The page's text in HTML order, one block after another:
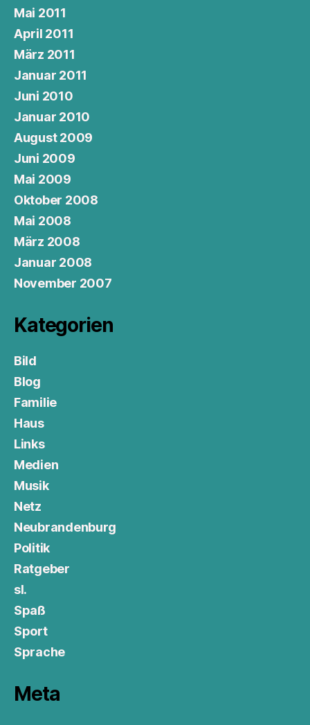
Mai 2011
April 2011
März 2011
Januar 2011
Juni 2010
Januar 2010
August 2009
Juni 2009
Mai 2009
Oktober 2008
Mai 2008
März 2008
Januar 2008
November 2007
Kategorien
Bild
Blog
Familie
Haus
Links
Medien
Musik
Netz
Neubrandenburg
Politik
Ratgeber
sl.
Spaß
Sport
Sprache
Meta